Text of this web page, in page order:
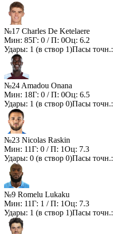
№17 Charles De Ketelaere
Мин: 85Г: 0 / П: 0Оц: 6.2
Удары: 1 (в створ 1)Пасы точн.:
№24 Amadou Onana
Мин: 18Г: 0 / П: 0Оц: 6.5
Удары: 1 (в створ 0)Пасы точн.:
№23 Nicolas Raskin
Мин: 11Г: 0 / П: 1Оц: 7.3
Удары: 0 (в створ 0)Пасы точн.:
№9 Romelu Lukaku
Мин: 11Г: 1 / П: 1Оц: 7.3
Удары: 1 (в створ 1)Пасы точн.: